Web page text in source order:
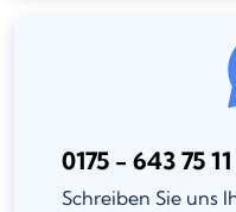
0175 - 643 75
Schreiben Sie uns